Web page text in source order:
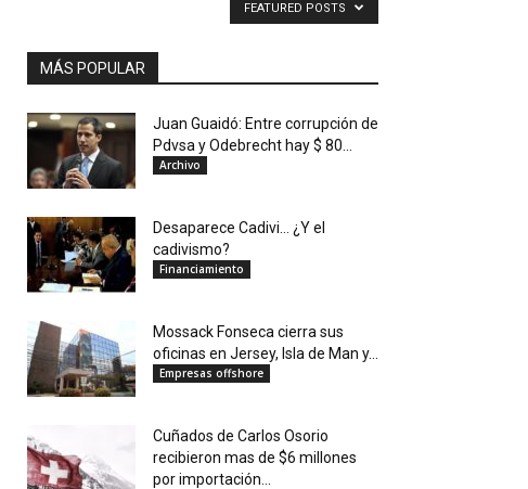
FEATURED POSTS
MÁS POPULAR
Juan Guaidó: Entre corrupción de
Pdvsa y Odebrecht hay $ 80...
Archivo
Desaparece Cadivi… ¿Y el
cadivismo?
Financiamiento
Mossack Fonseca cierra sus
oficinas en Jersey, Isla de Man y...
Empresas offshore
Cuñados de Carlos Osorio
recibieron mas de $6 millones
por importación...